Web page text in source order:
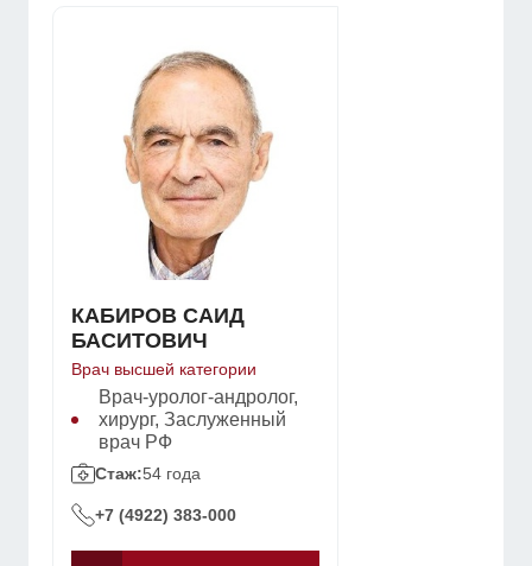
КАБИРОВ САИД
БАСИТОВИЧ
Врач высшей категории
Врач-уролог-андролог,
хирург, Заслуженный
врач РФ
Стаж:54 года
+7 (4922) 383-000